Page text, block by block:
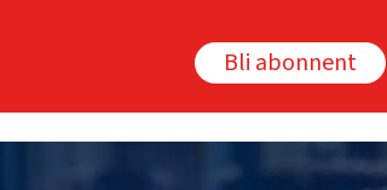
Bli abonnent